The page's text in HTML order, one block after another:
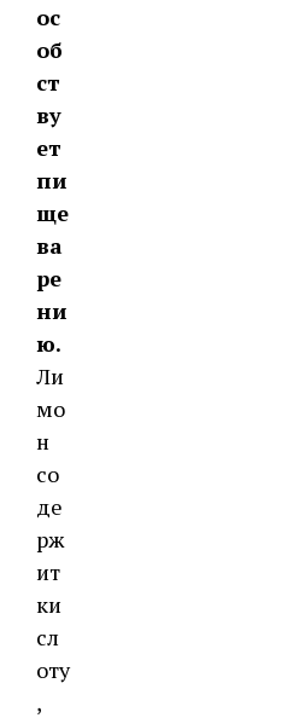
ос
об
ст
ву
ет
пи
ще
ва
ре
ни
ю.
Ли
мо
н
со
де
рж
ит
ки
сл
оту
,